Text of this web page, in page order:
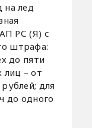
на лед
РС (Я) с
штрафа:
до пяти
лиц – от
для
до одного